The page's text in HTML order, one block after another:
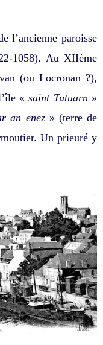
l’ancienne paroisse
1058). Au XIIème
(ou Locronan ?),
«saint Tutuarn »
an enez» (terre de
Un prieuré y